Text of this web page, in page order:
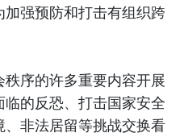
强预防和打击有组织跨
序的许多重要内容开展
的反恐、打击国家安全
非法居留等挑战交换看